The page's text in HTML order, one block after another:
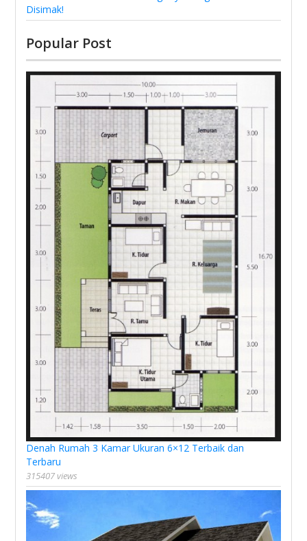
Disimak!
Popular Post
Denah Rumah 3 Kamar Ukuran 6×12 Terbaik dan
Terbaru
315407 views